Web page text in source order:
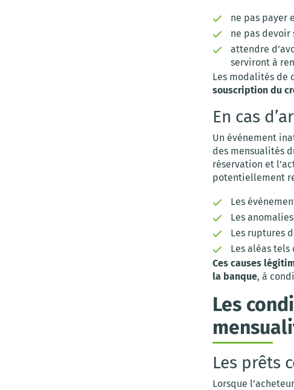
ne pas payer
ne pas devoir
attendre
serviront à
Les modalités de
souscription du
En cas
Un événement
des mensualités
réservation et
potentiellement
Les
Les
Les ruptures
Les aléas
Ces causes
la banque, à
Les
Les prêts
Lorsque